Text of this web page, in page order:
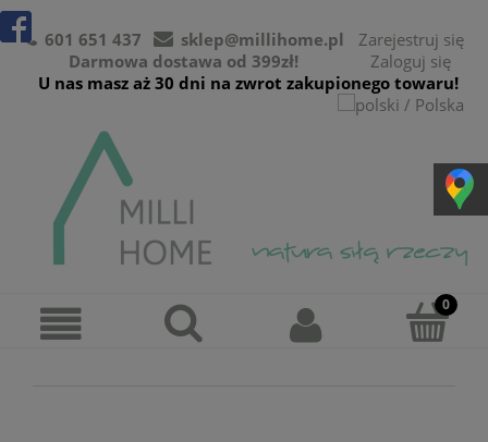
601 651 437
sklep@millihome.pl
Darmowa dostawa od 399zł!
U nas masz aż 30 dni na zwrot zakupionego towaru!
Zarejestruj się
Zaloguj się